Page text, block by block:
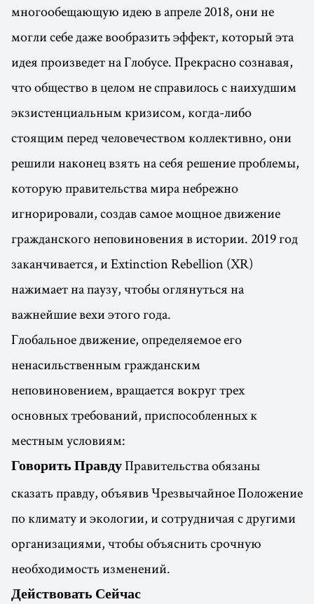
многообещающую идею в апреле 2018, они не
могли себе даже вообразить эффект, который эта
идея произведет на Глобусе. Прекрасно сознавая,
что общество в целом не справилось с наихудшим
экзистенциальным кризисом, когда-либо
стоящим перед человечеством коллективно, они
решили наконец взять на себя решение проблемы,
которую правительства мира небрежно
игнорировали, создав самое мощное движение
гражданского неповиновения в истории. 2019 год
заканчивается, и Extinction Rebellion (XR)
нажимает на паузу, чтобы оглянуться на
важнейшие вехи этого года.
Глобальное движение, определяемое его
ненасильственным гражданским
неповиновением, вращается вокруг трех
основных требований, приспособленных к
местным условиям:
Говорить Правду Правительства обязаны
сказать правду, объявив Чрезвычайное Положение
по климату и экологии, и сотрудничая с другими
организациями, чтобы объяснить срочную
необходимость изменений.
Действовать Сейчас